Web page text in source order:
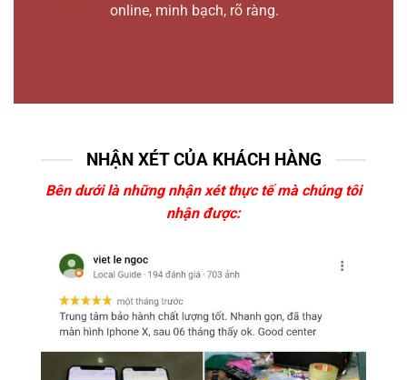
online, minh bạch, rõ ràng.
NHẬN XÉT CỦA KHÁCH HÀNG
Bên dưới là những nhận xét thực tế mà chúng tôi
nhận được: